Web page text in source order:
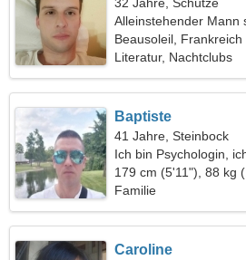
Alleinstehender Mann
Beausoleil, Frankreich
Literatur, Nachtclubs
Baptiste
41 Jahre, Steinbock
Ich bin Psychologin,
schüchterne Frau
179 cm (5'11"), 88 kg
Familie
Caroline